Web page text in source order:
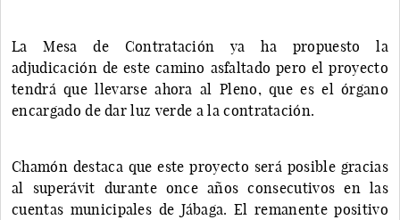
La Mesa de Contratación ya ha propuesto la
adjudicación de este camino asfaltado pero el proyecto
tendrá que llevarse ahora al Pleno, que es el órgano
encargado de dar luz verde a la contratación.
Chamón destaca que este proyecto será posible gracias
al superávit durante once años consecutivos en las
cuentas municipales de Jábaga. El remanente positivo